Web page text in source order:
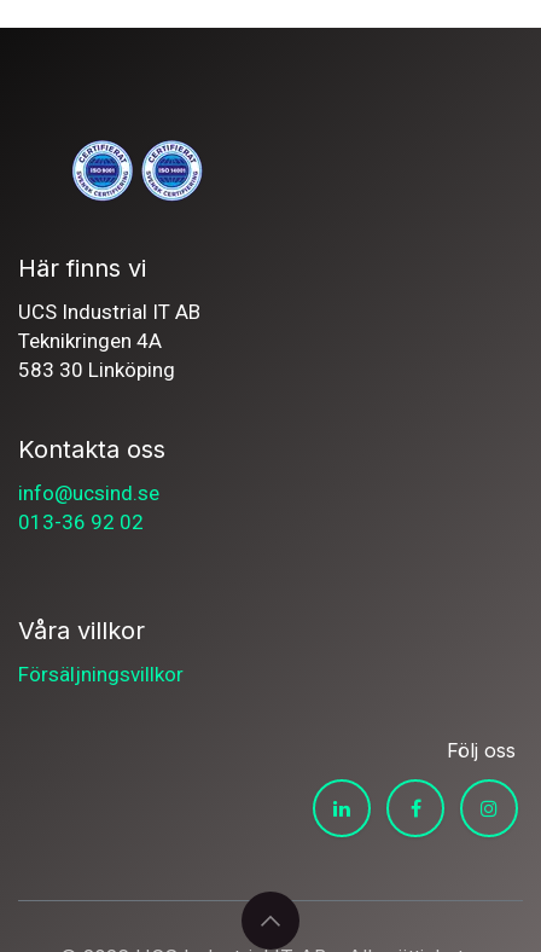
Här finns vi
UCS Industrial IT AB
Teknikringen 4A
583 30 Linköping
Kontakta oss
info@ucsind.se
013-36 92 02
Våra villkor
Försäljningsvillkor
Följ oss